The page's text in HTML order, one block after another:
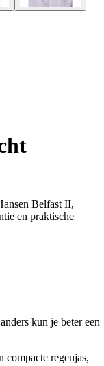
Belfast II,
en praktische
kun je beter een
compacte regenjas,